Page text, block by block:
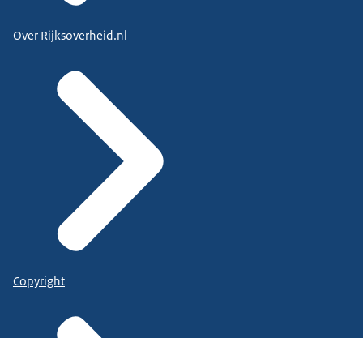
Over Rijksoverheid.nl
Copyright